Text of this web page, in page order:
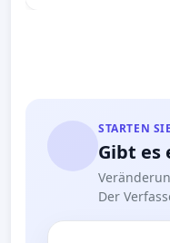
STARTEN
Gibt es
Der